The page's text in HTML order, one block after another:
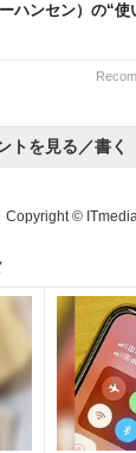
ーハンセン）の“
トを見る／書く
Copyright ©